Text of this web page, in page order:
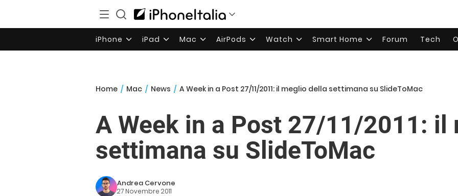
iPhone iPad Mac AirPods Watch Smart Home Forum Tech
Home / Mac / News / A Week in a Post 27/11/2011: il meglio della settimana su SlideToMac
A Week in a Post 27/11/2011: il
settimana su SlideToMac
Andrea Cervone
27 Novembre 2011